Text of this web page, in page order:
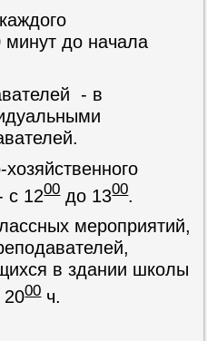
минут до начала
- в
с 1200до 1300.
мероприятий,
в здании школы
2000ч.